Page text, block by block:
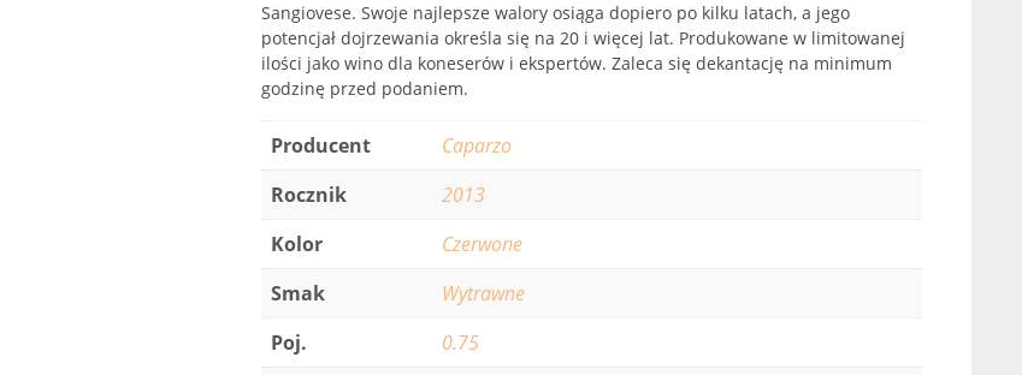
Sangiovese. Swoje najlepsze walory osiąga dopiero po kilku latach, a jego
potencjał dojrzewania określa się na 20 i więcej lat. Produkowane w limitowanej
ilości jako wino dla koneserów i ekspertów. Zaleca się dekantację na minimum
godzinę przed podaniem.
Producent
Caparzo
Rocznik
2013
Kolor
Czerwone
Smak
Wytrawne
Poj.
0.75